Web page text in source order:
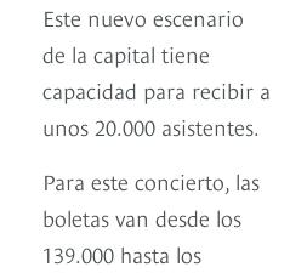
Este nuevo escenario
de la capital tiene
capacidad para recibir a
unos 20.000 asistentes.
Para este concierto, las
boletas van desde los
139.000 hasta los